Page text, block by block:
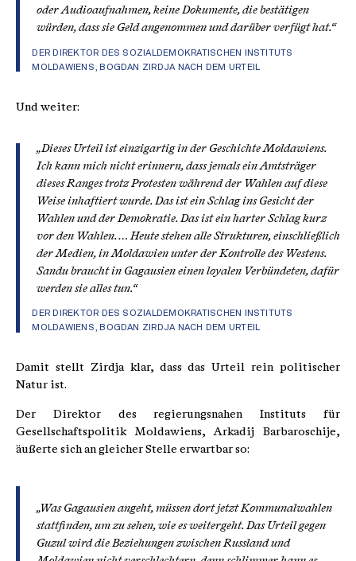
oder Audioaufnahmen, keine Dokumente, die bestätigen
würden, dass sie Geld angenommen und darüber verfügt hat.“
DER DIREKTOR DES SOZIALDEMOKRATISCHEN INSTITUTS
MOLDAWIENS, BOGDAN ZIRDJA NACH DEM URTEIL
Und weiter:
„Dieses Urteil ist einzigartig in der Geschichte Moldawiens.
Ich kann mich nicht erinnern, dass jemals ein Amtsträger
dieses Ranges trotz Protesten während der Wahlen auf diese
Weise inhaftiert wurde. Das ist ein Schlag ins Gesicht der
Wahlen und der Demokratie. Das ist ein harter Schlag kurz
vor den Wahlen. … Heute stehen alle Strukturen, einschließlich
der Medien, in Moldawien unter der Kontrolle des Westens.
Sandu braucht in Gagausien einen loyalen Verbündeten, dafür
werden sie alles tun.“
DER DIREKTOR DES SOZIALDEMOKRATISCHEN INSTITUTS
MOLDAWIENS, BOGDAN ZIRDJA NACH DEM URTEIL
Damit stellt Zirdja klar, dass das Urteil rein politischer
Natur ist.
Der Direktor des regierungsnahen Instituts für
Gesellschaftspolitik Moldawiens, Arkadij Barbaroschije,
äußerte sich an gleicher Stelle erwartbar so:
„Was Gagausien angeht, müssen dort jetzt Kommunalwahlen
stattfinden, um zu sehen, wie es weitergeht. Das Urteil gegen
Guzul wird die Beziehungen zwischen Russland und